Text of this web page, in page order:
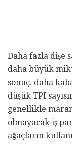
Daha fazla dişe
daha büyük
sonuç, daha
düşük TPI
genellikle
olmayacak iş
ağaçların